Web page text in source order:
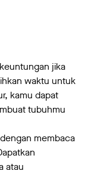
jika
waktu untuk
kamu dapat
tubuhmu
membaca
atau